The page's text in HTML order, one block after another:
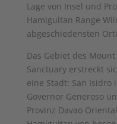
Lage von Insel und
Hamiguitan Range
abgeschiedensten
Das Gebiet des
Sanctuary erstreckt
eine Stadt: San Isidro
Governor Generoso
Provinz Davao